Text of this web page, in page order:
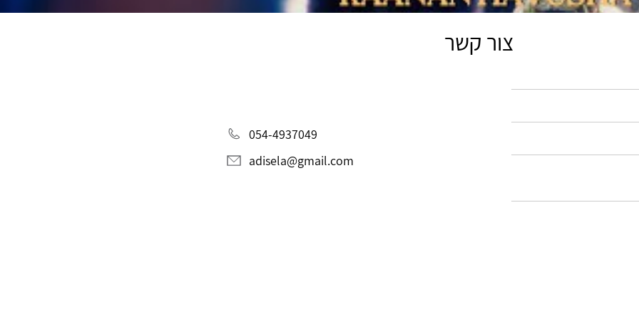
צור קשר
054-4937049
adisela@gmail.com